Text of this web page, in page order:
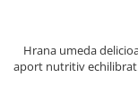
Hrana umeda
aport nutritiv